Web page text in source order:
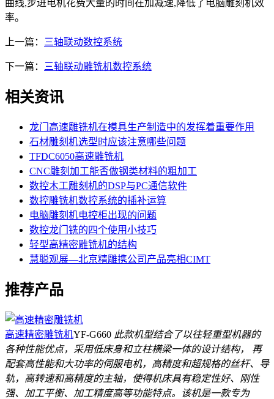
曲线,步进电机花费大量的时间在加减速,降低了电脑雕刻机效
率。
上一篇： 三轴联动数控系统
下一篇： 三轴联动雕铣机数控系统
相关资讯
龙门高速雕铣机在模具生产制造中的发挥着重要作用
石材雕刻机选型时应该注意哪些问题
TFDC6050高速雕铣机
CNC雕刻加工能否做钢类材料的粗加工
数控木工雕刻机的DSP与PC通信软件
数控雕铣机数控系统的插补运算
电脑雕刻机电控柜出现的问题
数控龙门铣的四个使用小技巧
轻型高精密雕铣机的结构
慧聪观展—北京精雕携公司产品亮相CIMT
推荐产品
高速精密雕铣机YF-G660 此款机型结合了以往轻重型机器的
各种性能优点，采用低床身和立柱横梁一体的设计结构， 再
配套高性能和大功率的伺服电机，高精度和超规格的丝杆、导
轨，高转速和高精度的主轴，使得机床具有稳定性好、刚性
强、加工平衡、加工精度高等功能特点。该机是一款专为